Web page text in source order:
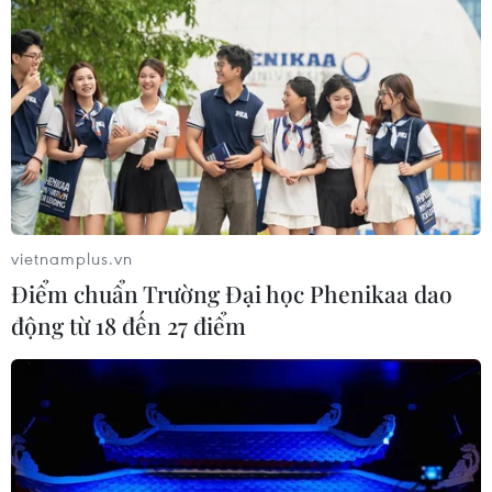
Hình ảnh giao thông Hà Nội tắc
nghẽn trong ngày giáp Tết
28/01/2022 03:16
Ngày 28/1 (tức ngày 26 tháng Chạp), ngày làm việc
vietnamplus.vn
Điểm chuẩn Trường Đại học Phenikaa dao
động từ 18 đến 27 điểm